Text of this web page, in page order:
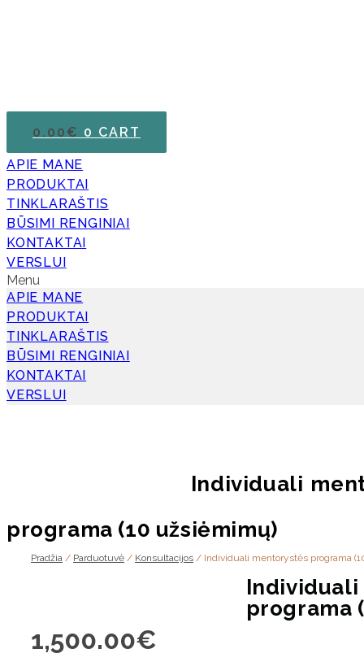
0.00 € 0 CART
APIE MANE
PRODUKTAI
TINKLARAŠTIS
BŪSIMI RENGINIAI
KONTAKTAI
VERSLUI
Menu
APIE MANE
PRODUKTAI
TINKLARAŠTIS
BŪSIMI RENGINIAI
KONTAKTAI
VERSLUI
Individuali
programa (10 užsiėmimų)
Pradžia / Parduotuvė / Konsultacijos / Individuali mentorystės programa
programa
1,500.00€